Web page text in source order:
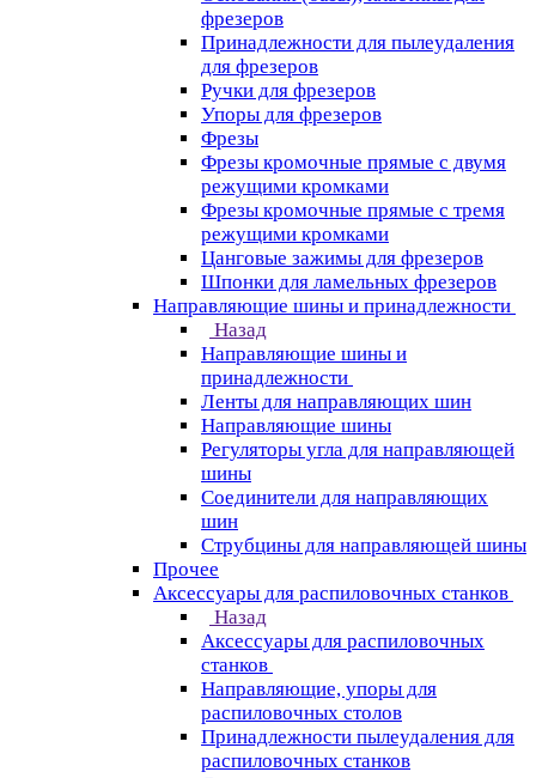
фрезеров
Принадлежности для пылеудаления
для фрезеров
Ручки для фрезеров
Упоры для фрезеров
Фрезы
Фрезы кромочные прямые с двумя
режущими кромками
Фрезы кромочные прямые с тремя
режущими кромками
Цанговые зажимы для фрезеров
Шпонки для ламельных фрезеров
Направляющие шины и принадлежности
Назад
Направляющие шины и
принадлежности
Ленты для направляющих шин
Направляющие шины
Регуляторы угла для направляющей
шины
Соединители для направляющих
шин
Струбцины для направляющей шины
Прочее
Аксессуары для распиловочных станков
Назад
Аксессуары для распиловочных
станков
Направляющие, упоры для
распиловочных столов
Принадлежности пылеудаления для
распиловочных станков